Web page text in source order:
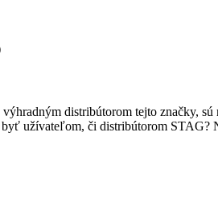
distribútorom tejto značky,
užívateľom, či distribútorom STAG?